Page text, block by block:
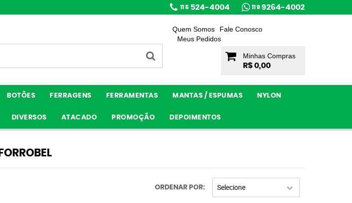
11 5 524-4004 11 9 9264-4002
Quem Somos
Fale Conosco
Meus Pedidos
Minhas Compras
R$ 0,00
BOTÕES FERRAGENS FERRAMENTAS MANTAS / ESPUMAS NYLON
DIVERSOS ATACADO PROMOÇÃO DEPOIMENTOS
FORROBEL
ORDENAR POR Selecione